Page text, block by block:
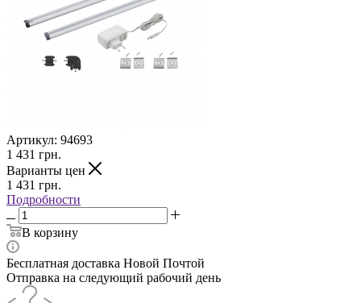
Артикул: 94693
1 431 грн.
Варианты цен
1 431 грн.
Подробности
В корзину
Бесплатная доставка Новой Почтой
Отправка на следующий рабочий день